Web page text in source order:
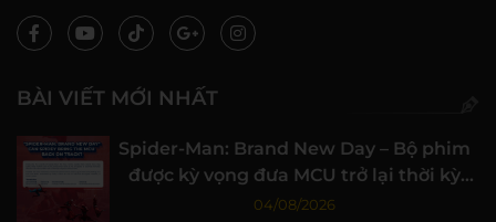
BÀI VIẾT MỚI NHẤT
Spider-Man: Brand New Day – Bộ phim
được kỳ vọng đưa MCU trở lại thời kỳ
đỉnh cao
04/08/2026